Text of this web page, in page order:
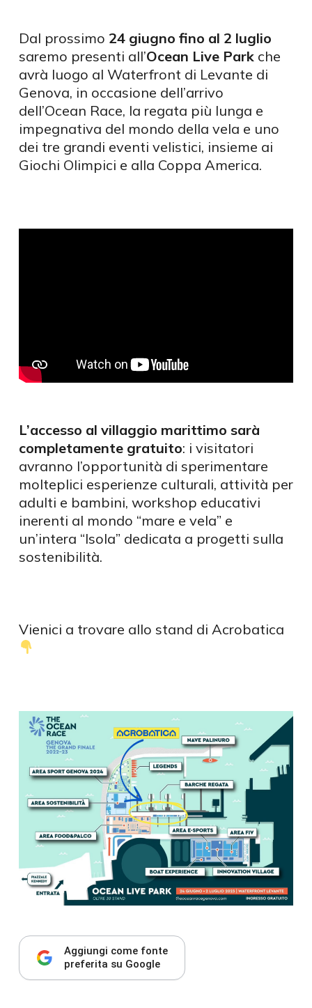
Dal prossimo 24 giugno fino al 2 luglio
saremo presenti all’Ocean Live Parkche
avrà luogo al Waterfront di Levante di
Genova, in occasione dell’arrivo
dell’Ocean Race, la regata più lunga e
impegnativa del mondo della vela e uno
dei tre grandi eventi velistici, insieme ai
Giochi Olimpici e alla Coppa America.
L’accesso al villaggio marittimo sarà
completamente gratuito: i visitatori
avranno l’opportunità di sperimentare
molteplici esperienze culturali, attività per
adulti e bambini, workshop educativi
inerenti al mondo “mare e vela” e
un’intera “Isola” dedicata a progetti sulla
sostenibilità.
Vienici a trovare allo stand di Acrobatica
Aggiungi come fonte
preferita su Google